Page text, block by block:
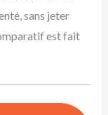
sans jeter
est fait